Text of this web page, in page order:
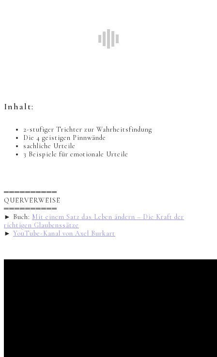
Inhalt:
2-stufiger Trichter zur Wahrheitsfindung
Die 4 geistigen Pinnwände
sachliche Urteile
3 Beispiele für emotionale Urteile
══════════
QUERVERWEISE
══════════
► Buch: Mit einem Satz das Leben ändern – Die Kraft der
richtigen Glaubenssätze
► YouTube-Kanal von Axel Burkart